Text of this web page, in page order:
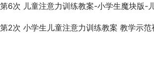
6次 儿童注意力训练教案-小学生魔块版-儿童核心能力
2次 小学生儿童注意力训练教案 教学示范视频